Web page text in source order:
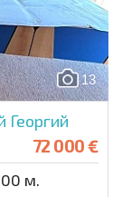
13
Георгий
72 000 €
м.